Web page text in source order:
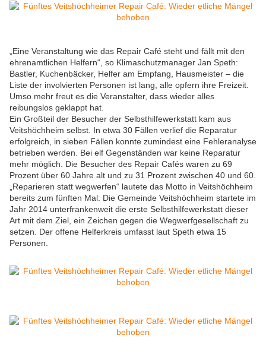
„Eine Veranstaltung wie das Repair Café steht und fällt mit den
ehrenamtlichen Helfern“, so Klimaschutzmanager Jan Speth:
Bastler, Kuchenbäcker, Helfer am Empfang, Hausmeister – die
Liste der involvierten Personen ist lang, alle opfern ihre Freizeit.
Umso mehr freut es die Veranstalter, dass wieder alles
reibungslos geklappt hat.
Ein Großteil der Besucher der Selbsthilfewerkstatt kam aus
Veitshöchheim selbst. In etwa 30 Fällen verlief die Reparatur
erfolgreich, in sieben Fällen konnte zumindest eine Fehleranalyse
betrieben werden. Bei elf Gegenständen war keine Reparatur
mehr möglich. Die Besucher des Repair Cafés waren zu 69
Prozent über 60 Jahre alt und zu 31 Prozent zwischen 40 und 60.
„Reparieren statt wegwerfen“ lautete das Motto in Veitshöchheim
bereits zum fünften Mal: Die Gemeinde Veitshöchheim startete im
Jahr 2014 unterfrankenweit die erste Selbsthilfewerkstatt dieser
Art mit dem Ziel, ein Zeichen gegen die Wegwerfgesellschaft zu
setzen. Der offene Helferkreis umfasst laut Speth etwa 15
Personen.